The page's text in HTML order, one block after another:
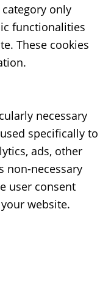
only
functionalities
These cookies
necessary
specifically to
ads, other
non-necessary
user consent
website.